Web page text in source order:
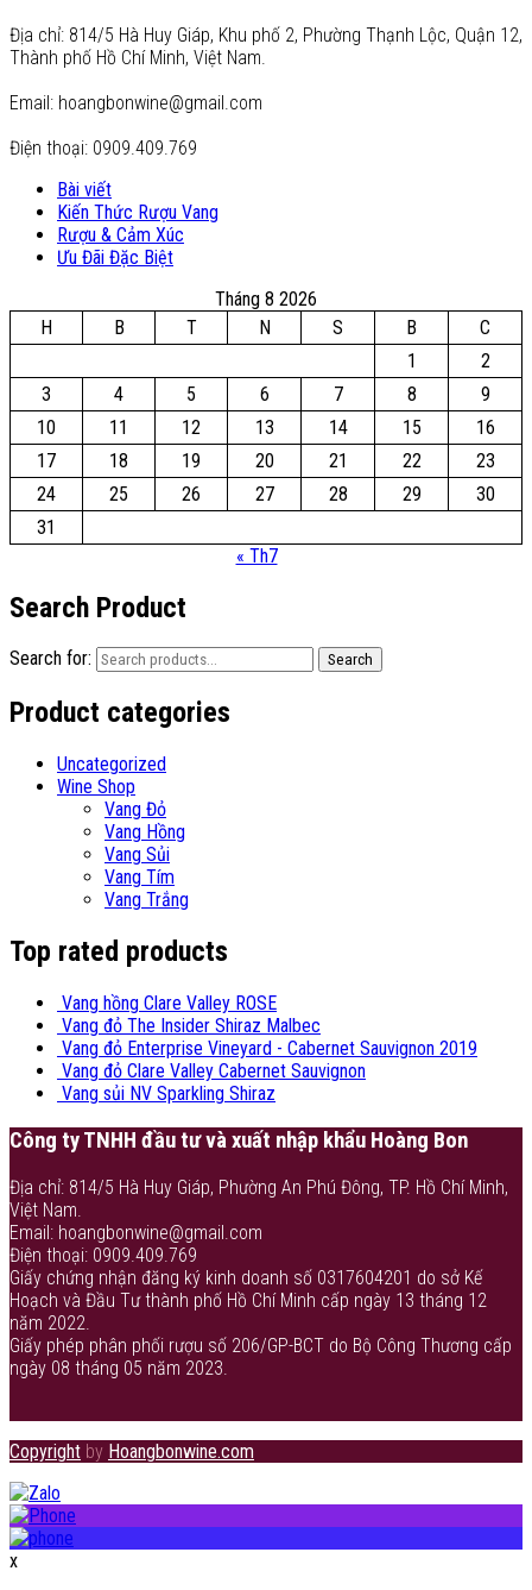
Địa chỉ: 814/5 Hà Huy Giáp, Khu phố 2, Phường Thạnh Lộc, Quận 12,
Thành phố Hồ Chí Minh, Việt Nam.
Email: hoangbonwine@gmail.com
Điện thoại: 0909.409.769
Bài viết
Kiến Thức Rượu Vang
Rượu & Cảm Xúc
Ưu Đãi Đặc Biệt
Tháng 8 2026
H
B T N S B
C
1
2
3
4 5 6 7 8
9
10
11 12 13 14 15
16
17
18 19 20 21 22
23
24
25 26 27 28 29
30
31
« Th7
Search Product
Search for: Search
Product categories
Uncategorized
Wine Shop
Vang Đỏ
Vang Hồng
Vang Sủi
Vang Tím
Vang Trắng
Top rated products
Vang hồng Clare Valley ROSE
Vang đỏ The Insider Shiraz Malbec
Vang đỏ Enterprise Vineyard - Cabernet Sauvignon 2019
Vang đỏ Clare Valley Cabernet Sauvignon
Vang sủi NV Sparkling Shiraz
Công ty TNHH đầu tư và xuất nhập khẩu Hoàng Bon
Địa chỉ: 814/5 Hà Huy Giáp, Phường An Phú Đông, TP. Hồ Chí Minh,
Việt Nam.
Email: hoangbonwine@gmail.com
Điện thoại: 0909.409.769
Giấy chứng nhận đăng ký kinh doanh số 0317604201 do sở Kế
Hoạch và Đầu Tư thành phố Hồ Chí Minh cấp ngày 13 tháng 12
năm 2022.
Giấy phép phân phối rượu số 206/GP-BCT do Bộ Công Thương cấp
ngày 08 tháng 05 năm 2023.
Copyright by Hoangbonwine.com
x